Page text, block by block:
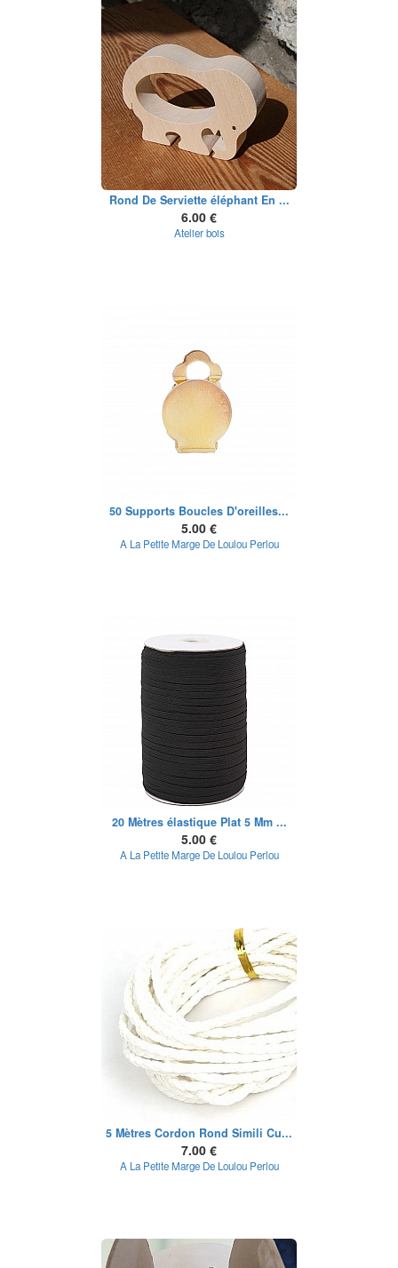
Rond De Serviette éléphant En ...
6.00 €
Atelier bois
50 Supports Boucles D'oreilles...
5.00 €
A La Petite Marge De Loulou Perlou
20 Mètres élastique Plat 5 Mm ...
5.00 €
A La Petite Marge De Loulou Perlou
5 Mètres Cordon Rond Simili Cu...
7.00 €
A La Petite Marge De Loulou Perlou